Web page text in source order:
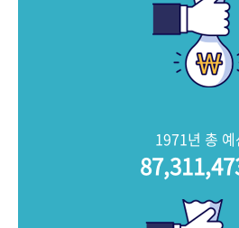
문서 기록물 행정박
1971년 총 예